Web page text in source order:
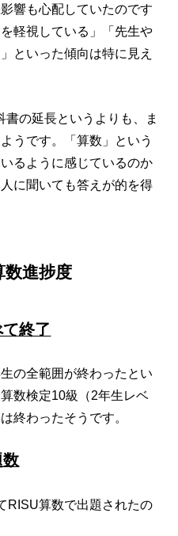
響も心配していたのです
軽視している」「先生や
といった傾向は特に見え
の延長というよりも、ま
うです。「算数」という
るように感じているのか
に聞いても答えが的を得
数進捗度
終了
の全範囲が終わったとい
数検定10級（2年生レベ
終わったそうです。
数
RISU算数で出題されたの